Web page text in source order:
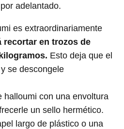
adelantado.
es extraordinariamente
recortar en trozos de
Esto deja que el
se descongele
halloumi con una envoltura
un sello hermético.
largo de plástico o una